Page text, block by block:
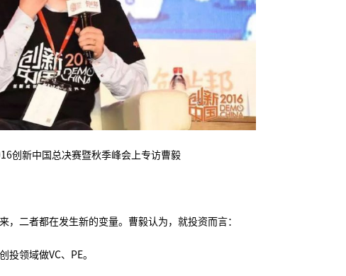
创新中国总决赛暨秋季峰会上专访曹毅
二者都在发生新的变量。曹毅认为，就投资而言：
领域做VC、PE。